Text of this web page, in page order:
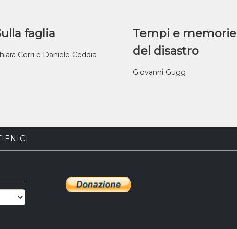
faglia
Cerri e Daniele Ceddia
Tempi e memorie
del disastro
Giovanni Gugg